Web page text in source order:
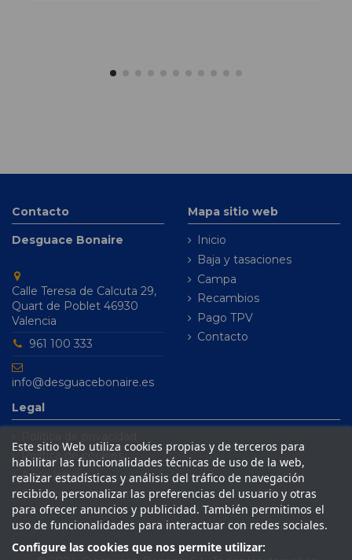
Contacto
Desguace Bonaire
Calle Teresa de Calcuta 29,
Quart de Poblet 46930
Valencia
961 100 333
info@desguacebonaire.es
Mapa sitio web
Inicio
Baja y tasaciones
Campa
Recambios
Pago TPV
Contacto
Legal
Política de cookies
Aviso legal
Condiciones de venta
Este sitio Web utiliza cookies propias y de terceros para
habilitar las funcionalidades técnicas de uso de la web,
realizar estadísticas y análisis del tráfico de navegación
recibido, personalizar las preferencias del usuario y otras
para ofrecer anuncios y publicidad. También permitimos el
uso de funcionalidades para interactuar con redes sociales.
Configure las cookies que nos permite utilizar: